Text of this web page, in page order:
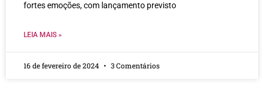
fortes emoções, com lançamento previsto
LEIA MAIS »
16 de fevereiro de 2024 3 Comentários